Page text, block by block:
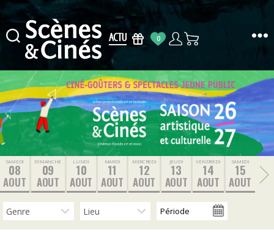
&
Cinés
0
SAMEDI
08
AOUT
DIMANCHE
09
AOUT
LUNDI
10
AOUT
MARDI
11
AOUT
MERCREDI
12
AOUT
JEUDI
13
AOUT
VENDREDI
14
AOUT
SAMEDI
15
AOUT